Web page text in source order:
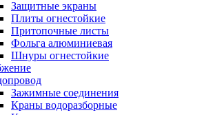
Защитные экраны
Плиты огнестойкие
Притопочные листы
Фольга алюминиевая
Шнуры огнестойкие
Зажимные соединения
Краны водоразборные